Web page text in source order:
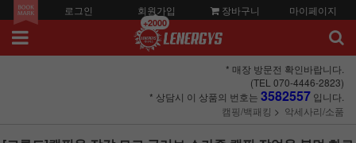
로그인 회원가입
+2000
장바구니 마이페이지
* 매장 방문전 확인바랍니다.
(TEL 070-4446-2823)
* 상담시 이 상품의 번호는 3582557 입니다.
캠핑/백패킹
악세사리/소품